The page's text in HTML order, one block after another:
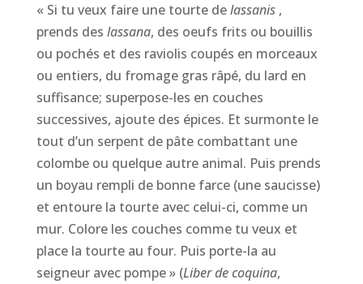
« Si tu veux faire une tourte delassanis,
prends des lassana, des oeufs frits ou bouillis
ou pochés et des raviolis coupés en morceaux
ou entiers, du fromage gras râpé, du lard en
suffisance; superpose-les en couches
successives, ajoute des épices. Et surmonte le
tout d’un serpent de pâte combattant une
colombe ou quelque autre animal. Puis prends
un boyau rempli de bonne farce (une saucisse)
et entoure la tourte avec celui-ci, comme un
mur. Colore les couches comme tu veux et
place la tourte au four. Puis porte-la au
seigneur avec pompe » (Liber de coquina,